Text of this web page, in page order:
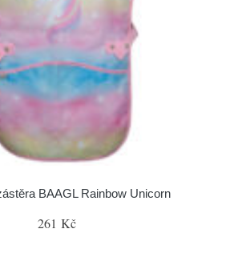
BAAGL Rainbow Unicorn
261 Kč